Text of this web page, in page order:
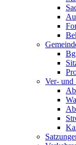
Ver- und